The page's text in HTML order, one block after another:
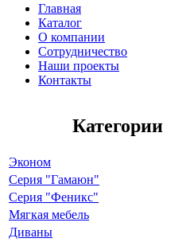
Главная
Каталог
О компании
Сотрудничество
Наши проекты
Контакты
Категории
Эконом
Серия "Гамаюн"
Серия "Феникс"
Мягкая мебель
Диваны